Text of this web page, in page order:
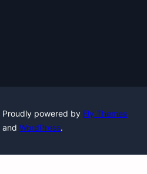
Proudly powered by Fly Themes
andWordPress.